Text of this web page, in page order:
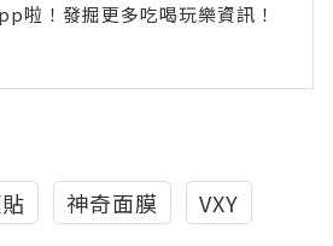
啦！發掘更多吃喝玩樂資訊！
神奇面膜 VXY